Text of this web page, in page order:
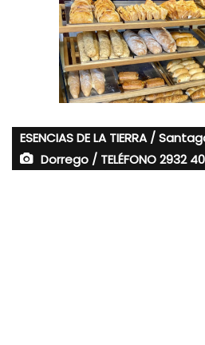
ESENCIAS DE LA TIERRA /
Dorrego / TELÉFONO 2932